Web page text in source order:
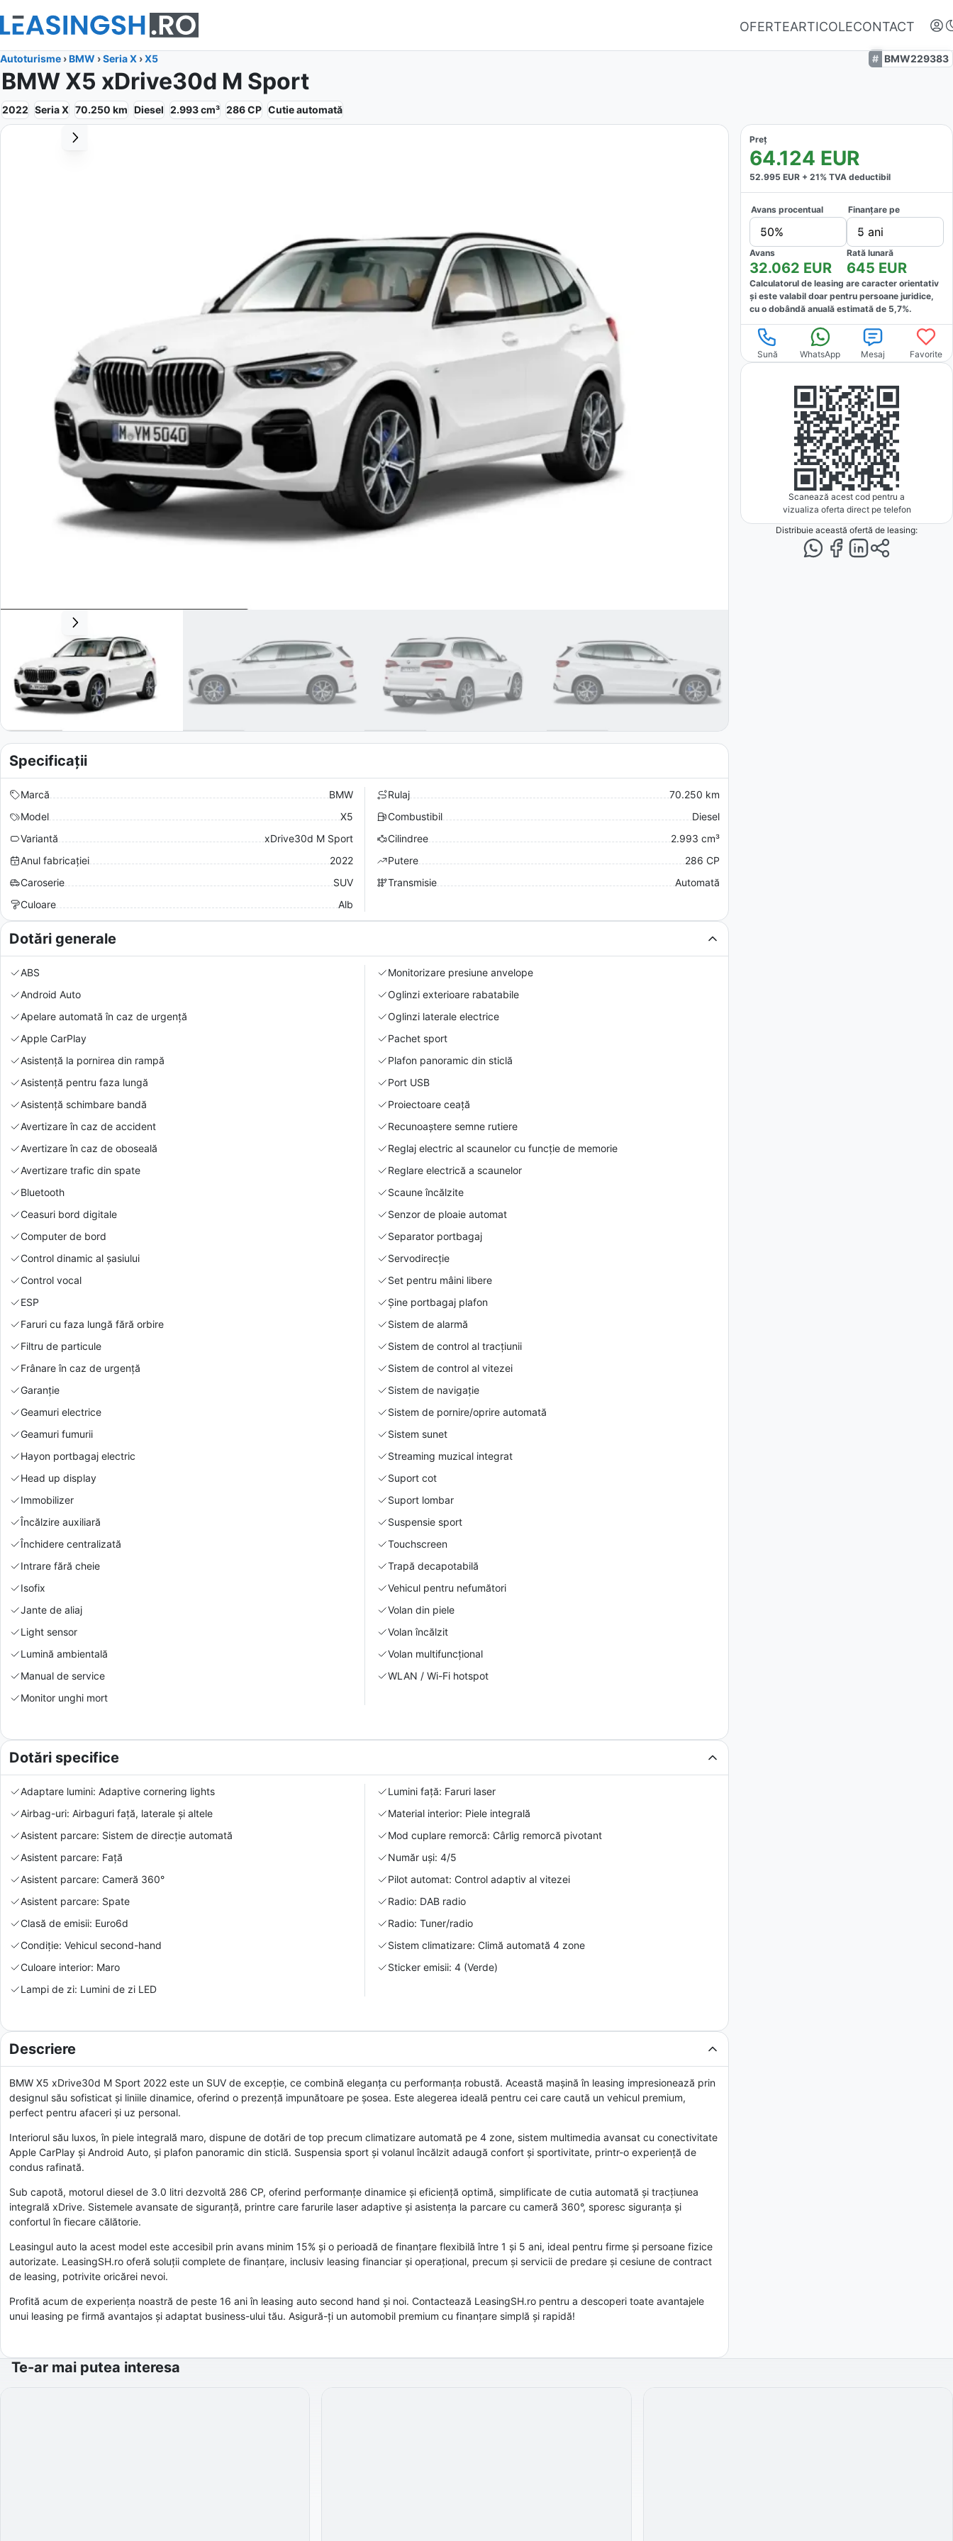
OFERTEARTICOLECONTACT
Autentifică-te
Nu ai oferte favorite
Autoturisme ›BMW ›Seria X ›X5 BMW229383
BMW X5 xDrive30d M Sport
2022 Seria X 70.250 km Diesel 2.993cm³ 286CP Cutieautomată
Preț
64.124 EUR
52.995 EUR + 21% TVA deductibil
Avans procentual
50%
Finanțare pe
5 ani
Avans
32.062 EUR
Rată lunară
645 EUR
Calculatorul de leasing are caracter orientativ
și este valabil doar pentru persoane juridice,
cu o dobândă anuală estimată de 5,7%.
Sună WhatsApp Mesaj Favorite
Scanează acest cod pentru a
vizualiza oferta direct pe telefon
Distribuie această ofertă de leasing:
Specificații
Marcă
BMW
Model
X5
Variantă
xDrive30d M Sport
Anul fabricației
2022
Caroserie
SUV
Culoare
Alb
Rulaj
70.250 km
Combustibil
Diesel
Cilindree
2.993 cm³
Putere
286 CP
Transmisie
Automată
Dotări generale
ABS
Android Auto
Apelare automată în caz de urgență
Apple CarPlay
Asistență la pornirea din rampă
Asistență pentru faza lungă
Asistență schimbare bandă
Avertizare în caz de accident
Avertizare în caz de oboseală
Avertizare trafic din spate
Bluetooth
Ceasuri bord digitale
Computer de bord
Control dinamic al șasiului
Control vocal
ESP
Faruri cu faza lungă fără orbire
Filtru de particule
Frânare în caz de urgență
Garanție
Geamuri electrice
Geamuri fumurii
Hayon portbagaj electric
Head up display
Immobilizer
Încălzire auxiliară
Închidere centralizată
Intrare fără cheie
Isofix
Jante de aliaj
Light sensor
Lumină ambientală
Manual de service
Monitor unghi mort
Monitorizare presiune anvelope
Oglinzi exterioare rabatabile
Oglinzi laterale electrice
Pachet sport
Plafon panoramic din sticlă
Port USB
Proiectoare ceață
Recunoaștere semne rutiere
Reglaj electric al scaunelor cu funcție de memorie
Reglare electrică a scaunelor
Scaune încălzite
Senzor de ploaie automat
Separator portbagaj
Servodirecție
Set pentru mâini libere
Şine portbagaj plafon
Sistem de alarmă
Sistem de control al tracțiunii
Sistem de control al vitezei
Sistem de navigație
Sistem de pornire/oprire automată
Sistem sunet
Streaming muzical integrat
Suport cot
Suport lombar
Suspensie sport
Touchscreen
Trapă decapotabilă
Vehicul pentru nefumători
Volan din piele
Volan încălzit
Volan multifuncțional
WLAN / Wi-Fi hotspot
Dotări specifice
Adaptare lumini: Adaptive cornering lights
Airbag-uri: Airbaguri față, laterale și altele
Asistent parcare: Sistem de direcție automată
Asistent parcare: Față
Asistent parcare: Cameră 360°
Asistent parcare: Spate
Clasă de emisii: Euro6d
Condiție: Vehicul second-hand
Culoare interior: Maro
Lampi de zi: Lumini de zi LED
Lumini față: Faruri laser
Material interior: Piele integrală
Mod cuplare remorcă: Cârlig remorcă pivotant
Număr uși: 4/5
Pilot automat: Control adaptiv al vitezei
Radio: DAB radio
Radio: Tuner/radio
Sistem climatizare: Climă automată 4 zone
Sticker emisii: 4 (Verde)
Descriere
BMW X5 xDrive30d M Sport 2022 este un SUV de excepție, ce combină eleganța cu performanța robustă. Această mașină în leasing impresionează prin
designul său sofisticat și liniile dinamice, oferind o prezență impunătoare pe șosea. Este alegerea ideală pentru cei care caută un vehicul premium,
perfect pentru afaceri și uz personal.
Interiorul său luxos, în piele integrală maro, dispune de dotări de top precum climatizare automată pe 4 zone, sistem multimedia avansat cu conectivitate
Apple CarPlay și Android Auto, și plafon panoramic din sticlă. Suspensia sport și volanul încălzit adaugă confort și sportivitate, printr-o experiență de
condus rafinată.
Sub capotă, motorul diesel de 3.0 litri dezvoltă 286 CP, oferind performanțe dinamice și eficiență optimă, simplificate de cutia automată și tracțiunea
integrală xDrive. Sistemele avansate de siguranță, printre care farurile laser adaptive și asistența la parcare cu cameră 360°, sporesc siguranța și
confortul în fiecare călătorie.
Leasingul auto la acest model este accesibil prin avans minim 15% și o perioadă de finanțare flexibilă între 1 și 5 ani, ideal pentru firme și persoane fizice
autorizate. LeasingSH.ro oferă soluții complete de finanțare, inclusiv leasing financiar și operațional, precum și servicii de predare și cesiune de contract
de leasing, potrivite oricărei nevoi.
Profită acum de experiența noastră de peste 16 ani în leasing auto second hand și noi. Contactează LeasingSH.ro pentru a descoperi toate avantajele
unui leasing pe firmă avantajos și adaptat business-ului tău. Asigură-ți un automobil premium cu finanțare simplă și rapidă!
Te-ar mai putea interesa